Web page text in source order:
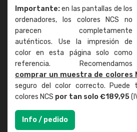
Importante:en las pantallas de los
ordenadores, los colores NCS no
parecen completamente
auténticos. Use la impresión de
color en esta página solo como
referencia. Recomendamos
comprar un muestra de colores
seguro del color correcto. Puede
colores NCS por tan solo €189,95
Info / pedido